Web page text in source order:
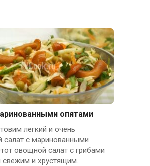
опятами
легкий и очень
салат с маринованными
овощной салат с грибами
свежим и хрустящим.